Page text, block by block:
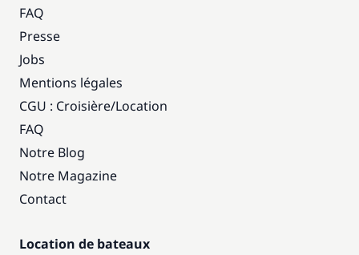
FAQ
Presse
Jobs
Mentions légales
CGU : Croisière/Location
FAQ
Notre Blog
Notre Magazine
Contact
Location de bateaux